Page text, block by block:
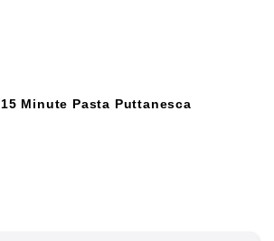
15 Minute Pasta Puttanesca